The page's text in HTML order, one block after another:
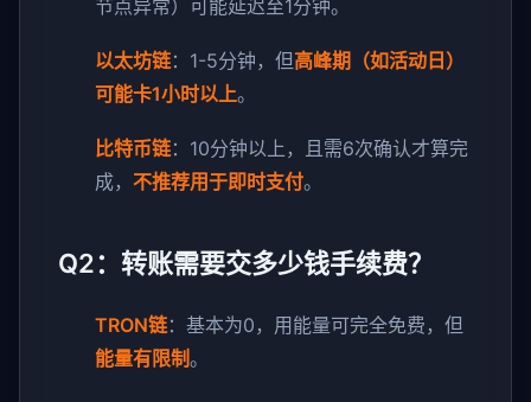
节点异常）可能延迟至1分钟。
以太坊链：1-5分钟，但高峰期（如活动日）
可能卡1小时以上。
比特币链：10分钟以上，且需6次确认才算完
成， 不推荐用于即时支付。
Q2：转账需要交多少钱手续费？
TRON链：基本为0，用能量可完全免费，但
能量有限制。